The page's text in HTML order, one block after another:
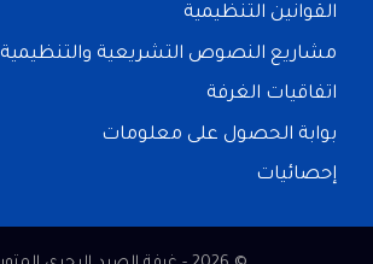
القوانين التنظيمية
مشاريع النصوص التشريعية والتنظيمية
اتفاقيات الغرفة
بوابة الحصول على معلومات
إحصائيات